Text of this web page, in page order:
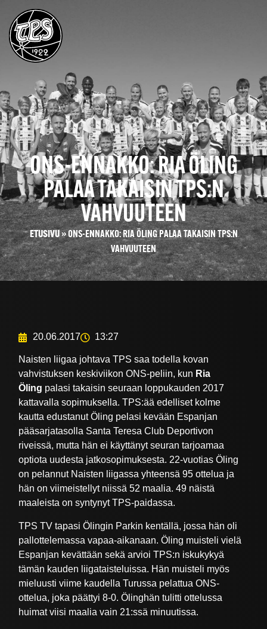
ONS-ENNAKKO: RIA ÖLING
PALAA TAKAISIN TPS:N
VAHVUUTEEN
ETUSIVU»ONS-ENNAKKO: RIA ÖLING PALAA TAKAISIN TPS:N
VAHVUUTEEN
20.06.2017 13:27
Naisten liigaa johtava TPS saa todella kovan
vahvistuksen keskiviikon ONS-peliin, kun Ria
Öling palasi takaisin seuraan loppukauden 2017
kattavalla sopimuksella. TPS:ää edelliset kolme
kautta edustanut Öling pelasi kevään Espanjan
pääsarjatasolla Santa Teresa Club Deportivon
riveissä, mutta hän ei käyttänyt seuran tarjoamaa
optiota uudesta jatkosopimuksesta. 22-vuotias Öling
on pelannut Naisten liigassa yhteensä 95 ottelua ja
hän on viimeistellyt niissä 52 maalia. 49 näistä
maaleista on syntynyt TPS-paidassa.
TPS TV tapasi Ölingin Parkin kentällä, jossa hän oli
pallottelemassa vapaa-aikanaan. Öling muisteli vielä
Espanjan kevättään sekä arvioi TPS:n iskukykyä
tämän kauden liigataisteluissa. Hän muisteli myös
mieluusti viime kaudella Turussa pelattua ONS-
ottelua, joka päättyi 8-0. Ölinghän tulitti ottelussa
huimat viisi maalia vain 21:ssä minuutissa.